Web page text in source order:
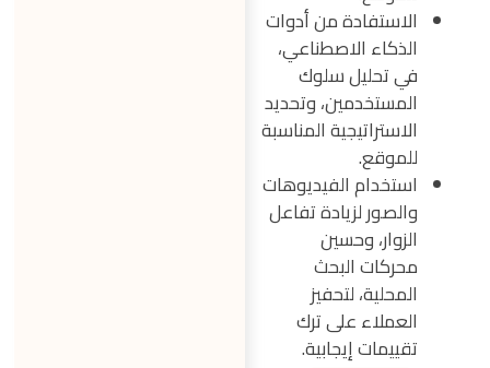
الاستفادة من أدوات
الذكاء الاصطناعي،
في تحليل سلوك
المستخدمين، وتحديد
الاستراتيجية المناسبة
للموقع.
استخدام الفيديوهات
والصور لزيادة تفاعل
الزوار، وحسين
محركات البحث
المحلية، لتحفيز
العملاء على ترك
تقييمات إيجابية.